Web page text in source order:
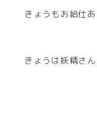
きょうもお給仕
きょうは妖精さ